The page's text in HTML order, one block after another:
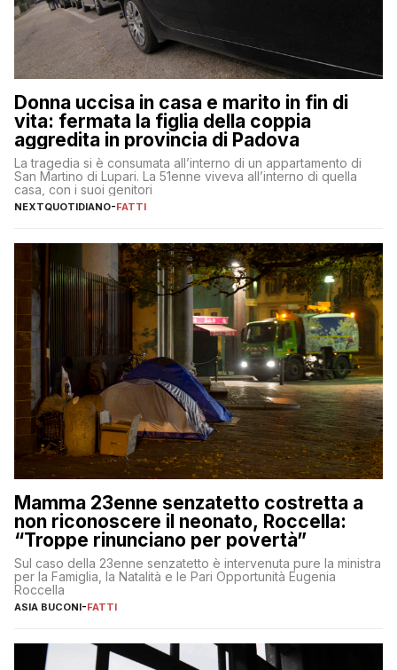
Donna uccisa in casa e marito in fin di
vita: fermata la figlia della coppia
aggredita in provincia di Padova
La tragedia si è consumata all’interno di un appartamento di
San Martino di Lupari. La 51enne viveva all’interno di quella
casa, con i suoi genitori
NEXTQUOTIDIANO-FATTI
Mamma 23enne senzatetto costretta a
non riconoscere il neonato, Roccella:
“Troppe rinunciano per povertà”
Sul caso della 23enne senzatetto è intervenuta pure la ministra
per la Famiglia, la Natalità e le Pari Opportunità Eugenia
Roccella
ASIA BUCONI-FATTI